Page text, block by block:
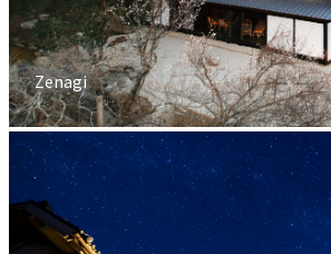
Zenagi